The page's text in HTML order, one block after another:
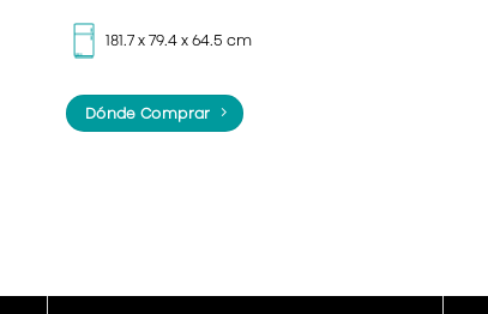
181.7 x 79.4 x 64.5 cm
Dónde Comprar